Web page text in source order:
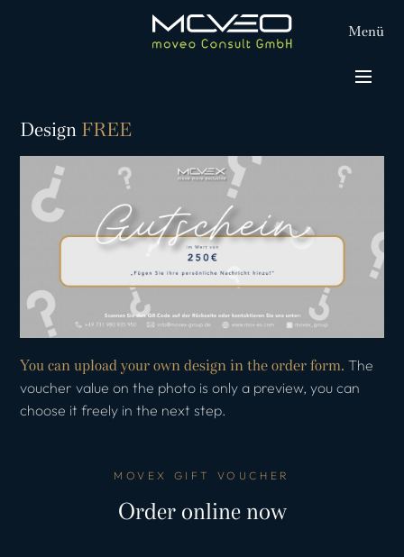
Menü
Design FREE
You can upload your own design in the order form. The
voucher value on the photo is only a preview, you can
choose it freely in the next step.
MOVEX GIFT VOUCHER
Order online now